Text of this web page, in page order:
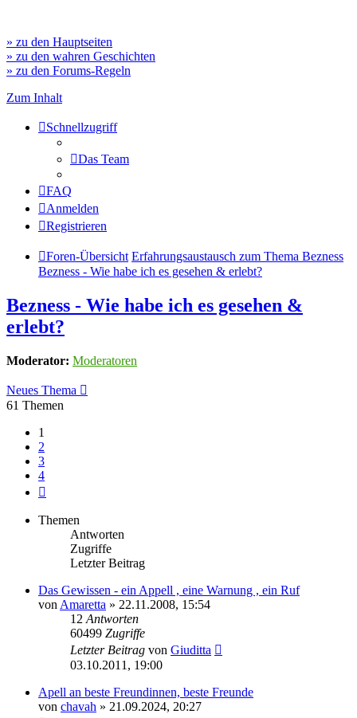
» zu den Hauptseiten
» zu den wahren Geschichten
» zu den Forums-Regeln
Zum Inhalt
Schnellzugriff
Das Team
FAQ
Anmelden
Registrieren
Foren-Übersicht Erfahrungsaustausch zum Thema Bezness
Bezness - Wie habe ich es gesehen & erlebt?
Bezness - Wie habe ich es gesehen &
erlebt?
Moderator: Moderatoren
Neues Thema
61 Themen
1
2
3
4
Themen
Antworten
Zugriffe
Letzter Beitrag
Das Gewissen - ein Appell , eine Warnung , ein Ruf
von Amaretta » 22.11.2008, 15:54
12 Antworten
60499 Zugriffe
Letzter Beitrag von Giuditta
03.10.2011, 19:00
Apell an beste Freundinnen, beste Freunde
von chavah » 21.09.2024, 20:27